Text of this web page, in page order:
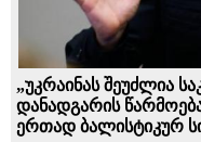
„უკრაინას შეუძლია
დანადგარის
ერთად ბალისტიკურ